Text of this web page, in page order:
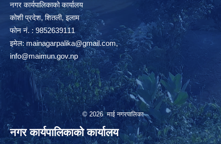
नगर कार्यपालिकाको कार्यालय
कोशी प्रदेश, शितली, इलाम
फोन नं. : 9852639111
इमेल:mainagarpalika@gmail.com,
info@maimun.gov.np
© 2026 माई नगरपालिका
नगर कार्यपालिकाको कार्यालय